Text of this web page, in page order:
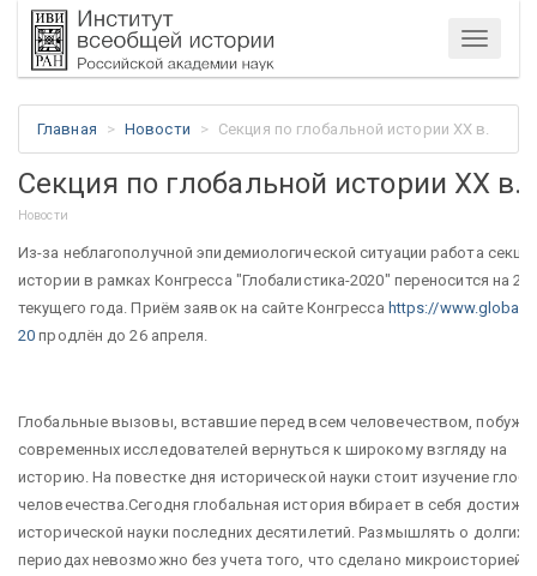
Меню
Главная Новости Секция по глобальной истории XX в.
Секция по глобальной истории XX в.
Новости
Из-за неблагополучной эпидемиологической ситуации работа
истории в рамках Конгресса "Глобалистика-2020" переносится на
текущего года. Приём заявок на сайте Конгресса https://
20 продлён до 26 апреля.
​Глобальные вызовы, вставшие перед всем человечеством,
современных исследователей вернуться к широкому взгляду на
историю. На повестке дня исторической науки стоит изучение
человечества.Сегодня глобальная история вбирает в себя
исторической науки последних десятилетий. Размышлять о долгих
периодах невозможно без учета того, что сделано микроисторией,